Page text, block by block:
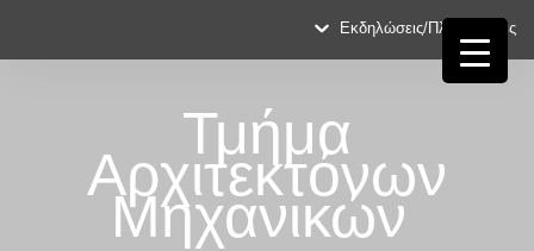
Εκδηλώσεις/Πληροφορίες
Τμήμα
Αρχιτεκτόνων
Μηχανικών